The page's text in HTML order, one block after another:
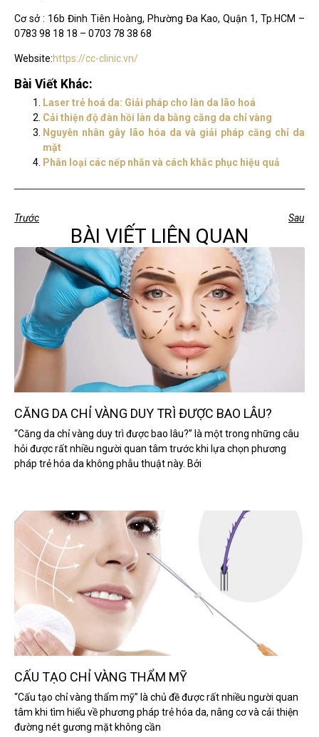
Cơ sở : 16b Đinh Tiên Hoàng, Phường Đa Kao, Quận 1, Tp.HCM –
0783 98 18 18 – 0703 78 38 68
Website:https://cc-clinic.vn/
Bài Viết Khác:
Laser trẻ hoá da: Giải pháp cho làn da lão hoá
Cải thiện độ đàn hồi làn da bằng căng da chỉ vàng
Nguyên nhân gây lão hóa da và giải pháp căng chỉ da
mặt
Phân loại các nếp nhăn và cách khắc phục hiệu quả
Trước Sau
BÀI VIẾT LIÊN QUAN
CĂNG DA CHỈ VÀNG DUY TRÌ ĐƯỢC BAO LÂU?
“Căng da chỉ vàng duy trì được bao lâu?” là một trong những câu
hỏi được rất nhiều người quan tâm trước khi lựa chọn phương
pháp trẻ hóa da không phẫu thuật này. Bởi
CẤU TẠO CHỈ VÀNG THẨM MỸ
“Cấu tạo chỉ vàng thẩm mỹ” là chủ đề được rất nhiều người quan
tâm khi tìm hiểu về phương pháp trẻ hóa da, nâng cơ và cải thiện
đường nét gương mặt không cần